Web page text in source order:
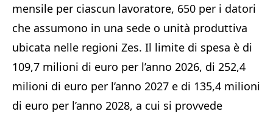
mensile per ciascun lavoratore, 650 per i datori
che assumono in una sede o unità produttiva
ubicata nelle regioni Zes. Il limite di spesa è di
109,7 milioni di euro per l’anno 2026, di 252,4
milioni di euro per l’anno 2027 e di 135,4 milioni
di euro per l’anno 2028, a cui si provvede